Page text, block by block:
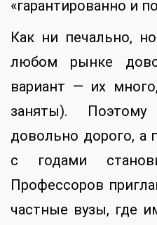
«гарантированно и
Как ни печально,
любом рынке
вариант — их
заняты).
довольно дорого, а
с годами
Профессоров
частные вузы, где